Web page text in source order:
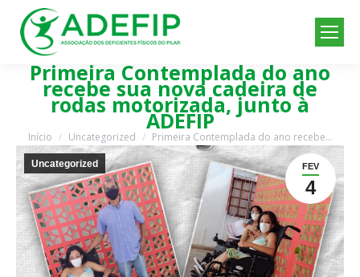
Primeira Contemplada do ano
recebe sua nova cadeira de
rodas motorizada, junto à
ADEFIP
Você está aqui:
Início Uncategorized Primeira Contemplada do ano recebe…
FEV
4
Uncategorized